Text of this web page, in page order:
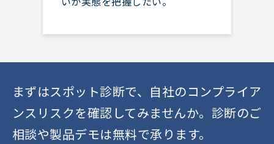
まずはスポット診断で、自社のコンプライア
ンスリスクを確認してみませんか。診断のご
相談や製品デモは無料で承ります。